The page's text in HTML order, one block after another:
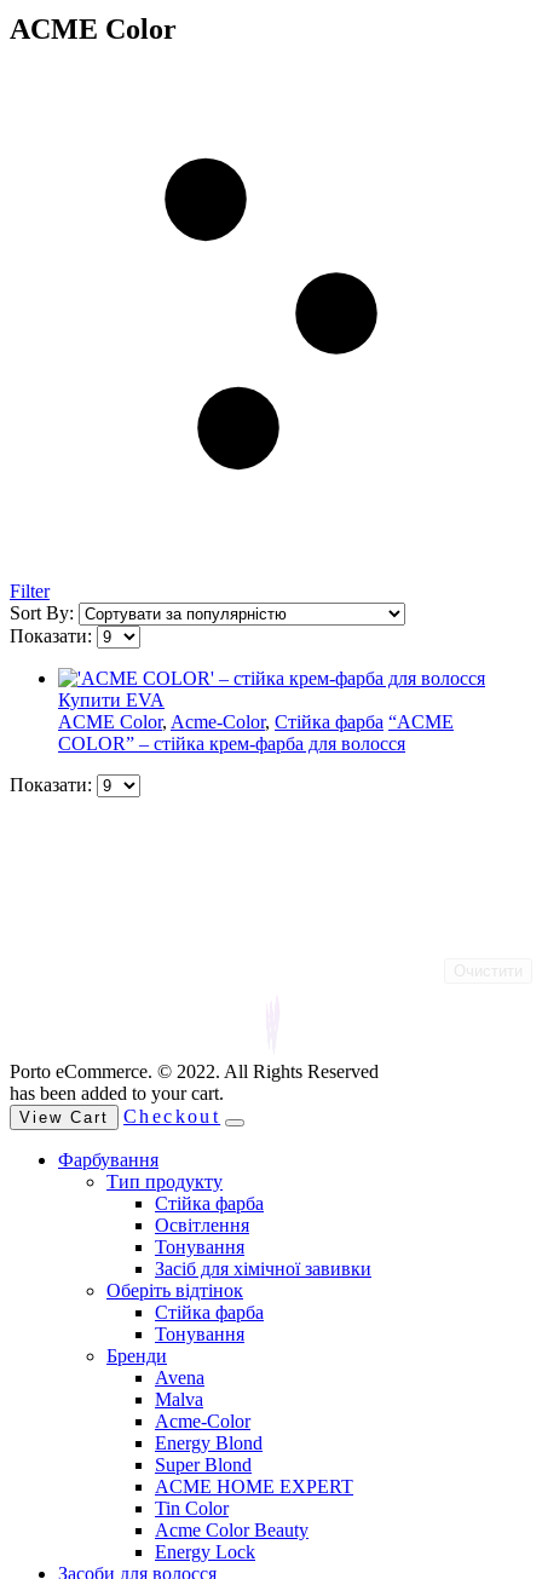
ACME Color
Filter
Sort By:
Показати:
Купити EVA
ACME Color, Acme-Color, Стійка фарба “ACME
COLOR” – cтійка крем-фарба для волосся
Показати:
Porto eCommerce. © 2022. All Rights Reserved
has been added to your cart.
View Cart Checkout
Фарбування
Тип продукту
Стійка фарба
Освітлення
Тонування
Засіб для хімічної завивки
Оберіть відтінок
Стійка фарба
Тонування
Бренди
Avena
Malva
Acme-Color
Energy Blond
Super Blond
ACME HOME EXPERT
Tin Color
Acme Color Beauty
Energy Lock
Засоби для волосся